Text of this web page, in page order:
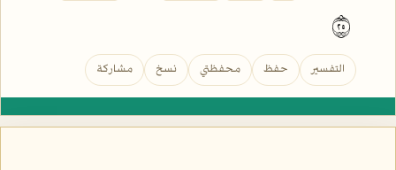
التفسير حفظ محفظتي نسخ مشاركة